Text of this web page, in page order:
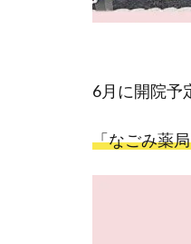
6月に開院予
「なごみ薬